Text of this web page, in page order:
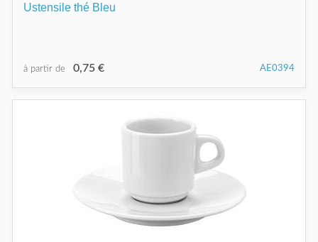
Ustensile thé Bleu
à partir de 0,75 € AE0394